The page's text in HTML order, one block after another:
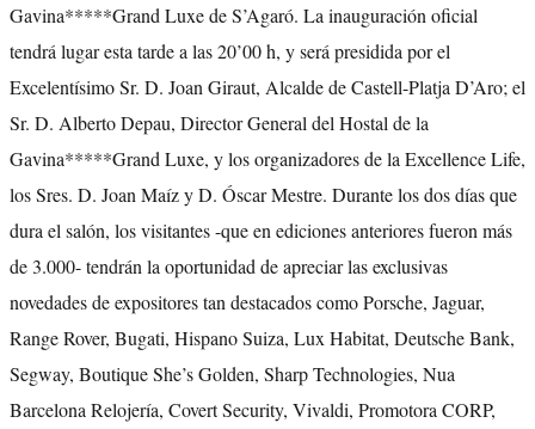
Gavina*****Grand Luxe de S’Agaró. La inauguración oficial
tendrá lugar esta tarde a las 20’00 h, y será presidida por el
Excelentísimo Sr. D. Joan Giraut, Alcalde de Castell-Platja D’Aro; el
Sr. D. Alberto Depau, Director General del Hostal de la
Gavina*****Grand Luxe, y los organizadores de la Excellence Life,
los Sres. D. Joan Maíz y D. Óscar Mestre. Durante los dos días que
dura el salón, los visitantes -que en ediciones anteriores fueron más
de 3.000- tendrán la oportunidad de apreciar las exclusivas
novedades de expositores tan destacados como Porsche, Jaguar,
Range Rover, Bugati, Hispano Suiza, Lux Habitat, Deutsche Bank,
Segway, Boutique She’s Golden, Sharp Technologies, Nua
Barcelona Relojería, Covert Security, Vivaldi, Promotora CORP,